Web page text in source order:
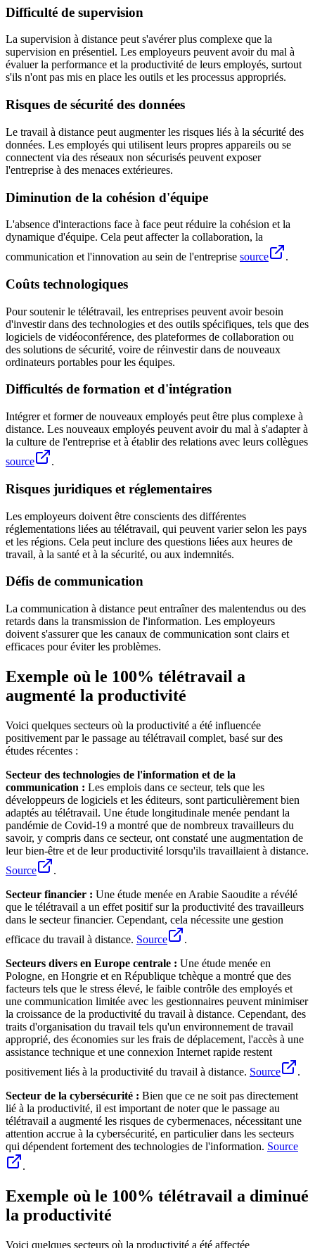
Difficulté de supervision
La supervision à distance peut s'avérer plus complexe que la
supervision en présentiel. Les employeurs peuvent avoir du mal à
évaluer la performance et la productivité de leurs employés, surtout
s'ils n'ont pas mis en place les outils et les processus appropriés.
Risques de sécurité des données
Le travail à distance peut augmenter les risques liés à la sécurité des
données. Les employés qui utilisent leurs propres appareils ou se
connectent via des réseaux non sécurisés peuvent exposer
l'entreprise à des menaces extérieures.
Diminution de la cohésion d'équipe
L'absence d'interactions face à face peut réduire la cohésion et la
dynamique d'équipe. Cela peut affecter la collaboration, la
communication et l'innovation au sein de l'entreprise source .
Coûts technologiques
Pour soutenir le télétravail, les entreprises peuvent avoir besoin
d'investir dans des technologies et des outils spécifiques, tels que des
logiciels de vidéoconférence, des plateformes de collaboration ou
des solutions de sécurité, voire de réinvestir dans de nouveaux
ordinateurs portables pour les équipes.
Difficultés de formation et d'intégration
Intégrer et former de nouveaux employés peut être plus complexe à
distance. Les nouveaux employés peuvent avoir du mal à s'adapter à
la culture de l'entreprise et à établir des relations avec leurs collègues
source
.
Risques juridiques et réglementaires
Les employeurs doivent être conscients des différentes
réglementations liées au télétravail, qui peuvent varier selon les pays
et les régions. Cela peut inclure des questions liées aux heures de
travail, à la santé et à la sécurité, ou aux indemnités.
Défis de communication
La communication à distance peut entraîner des malentendus ou des
retards dans la transmission de l'information. Les employeurs
doivent s'assurer que les canaux de communication sont clairs et
efficaces pour éviter les problèmes.
Exemple où le 100% télétravail a
augmenté la productivité
Voici quelques secteurs où la productivité a été influencée
positivement par le passage au télétravail complet, basé sur des
études récentes :
Secteur des technologies de l'information et de la
communication : Les emplois dans ce secteur, tels que les
développeurs de logiciels et les éditeurs, sont particulièrement bien
adaptés au télétravail. Une étude longitudinale menée pendant la
pandémie de Covid-19 a montré que de nombreux travailleurs du
savoir, y compris dans ce secteur, ont constaté une augmentation de
leur bien-être et de leur productivité lorsqu'ils travaillaient à distance.
Source
.
Secteur financier : Une étude menée en Arabie Saoudite a révélé
que le télétravail a un effet positif sur la productivité des travailleurs
dans le secteur financier. Cependant, cela nécessite une gestion
efficace du travail à distance. Source
.
Secteurs divers en Europe centrale : Une étude menée en
Pologne, en Hongrie et en République tchèque a montré que des
facteurs tels que le stress élevé, le faible contrôle des employés et
une communication limitée avec les gestionnaires peuvent minimiser
la croissance de la productivité du travail à distance. Cependant, des
traits d'organisation du travail tels qu'un environnement de travail
approprié, des économies sur les frais de déplacement, l'accès à une
assistance technique et une connexion Internet rapide restent
positivement liés à la productivité du travail à distance. Source
.
Secteur de la cybersécurité : Bien que ce ne soit pas directement
lié à la productivité, il est important de noter que le passage au
télétravail a augmenté les risques de cybermenaces, nécessitant une
attention accrue à la cybersécurité, en particulier dans les secteurs
qui dépendent fortement des technologies de l'information. Source
.
Exemple où le 100% télétravail a diminué
la productivité
Voici quelques secteurs où la productivité a été affectée